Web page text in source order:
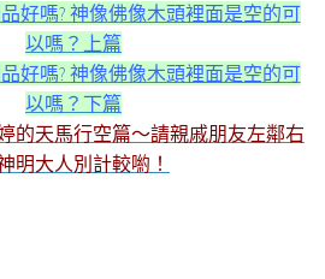
好嗎? 神像佛像木頭裡面是空的可
以嗎？上篇
好嗎? 神像佛像木頭裡面是空的可
以嗎？下篇
的天馬行空篇～請親戚朋友左鄰右
明大人別計較喲！